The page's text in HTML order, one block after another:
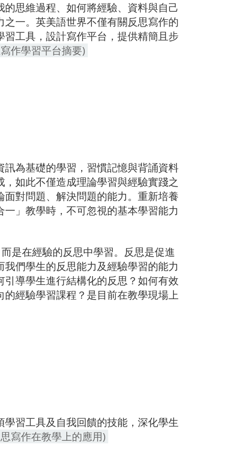
思維過程、如何將經驗、資料與自己
一。英美語世界不僅有關反思寫作的
工具，設計寫作平台，提供精簡且步
作學習平台摘要)
為基礎的學習，習慣記憶與背誦資料
如此不僅造成理論學習與經驗實踐之
對問題、解決問題的能力。重新培養
」教學時，不可忽視的基本學習能力
是在經驗的反思中學習。反思是促進
們學生的反思能力及經驗學習的能力
導學生進行結構化的反思？如何有效
經驗學習課程？是目前在教學現場上
習工具及自我回饋的技能，深化學生
寫作在教學上的應用)